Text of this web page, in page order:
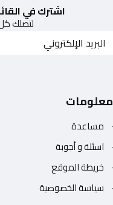
اشترك في
لتصلك
معلومات
مساعدة
اسئلة و أجوبة
خريطة الموقع
سياسة الخصوصية